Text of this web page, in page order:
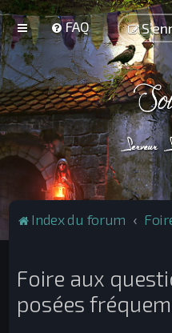
FAQ
Index du forum
Foire aux
posées